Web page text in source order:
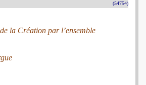
(54754)
la Création par l’ensemble